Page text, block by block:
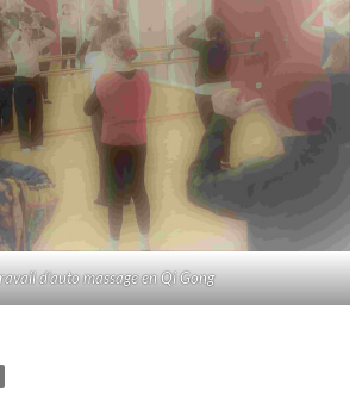
d’auto massage en Qi Gong